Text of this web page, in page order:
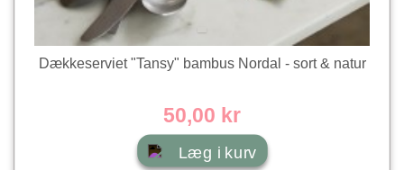
Dækkeserviet "Tansy" bambus Nordal - sort & natur
50,00 kr
Læg i kurv